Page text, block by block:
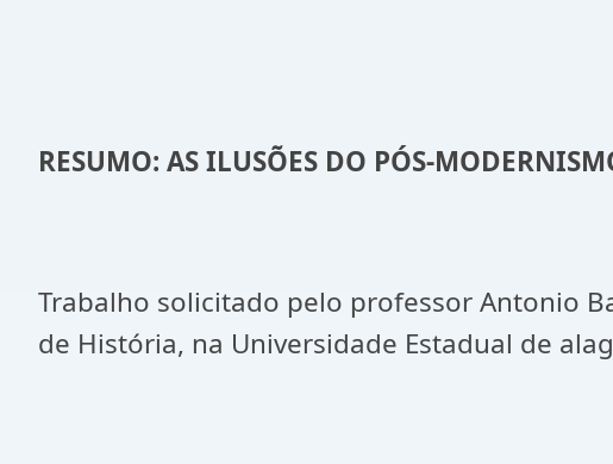
RESUMO: AS ILUSÕES DO PÓS-
Trabalho solicitado pelo professor Antonio
de História, na Universidade Estadual de